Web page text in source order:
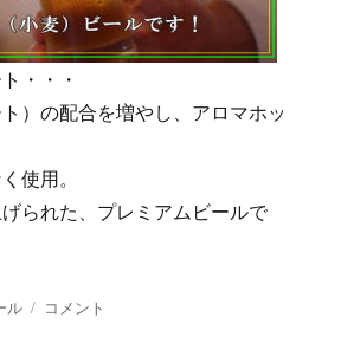
・・・
）の配合を増やし、アロマホッ
使用。
られた、プレミアムビールで
ル
【画
コメント